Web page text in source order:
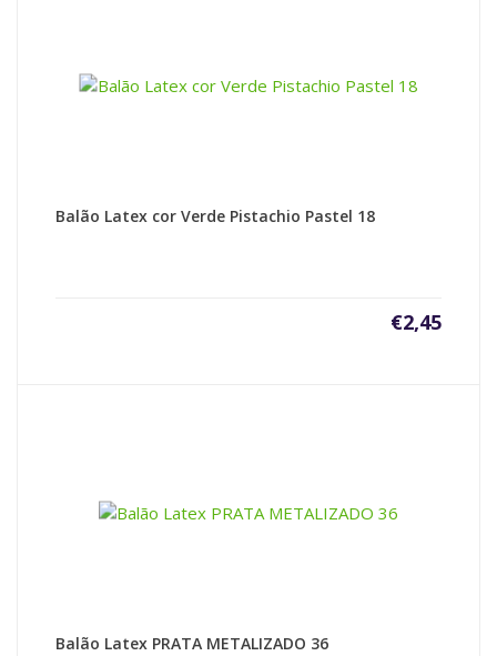
Balão Latex cor Verde Pistachio Pastel 18
€2,45
Balão Latex PRATA METALIZADO 36